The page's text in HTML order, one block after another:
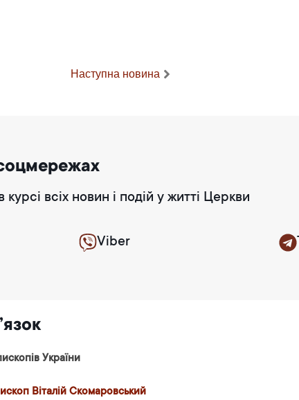
Наступна новина
всіх новин і подій у житті Церкви
Viber
України
Віталій Скомаровський